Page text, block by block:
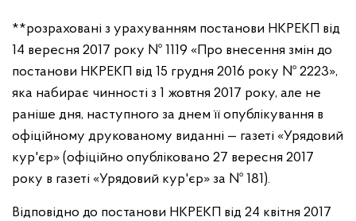
**розраховані з урахуванням постанови НКРЕКП від
14 вересня 2017 року № 1119 «Про внесення змін до
постанови НКРЕКП від 15 грудня 2016 року № 2223»,
яка набирає чинності з 1 жовтня 2017 року, але не
раніше дня, наступного за днем її опублікування в
офіційному друкованому виданні — газеті «Урядовий
кур'єр» (офіційно опубліковано 27 вересня 2017
року в газеті «Урядовий кур'єр» за № 181).
Відповідно до постанови НКРЕКП від 24 квітня 2017